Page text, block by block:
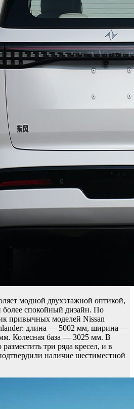
модной двухэтажной оптикой,
более спокойный дизайн. По
привычных моделей Nissan
длина — 5002 мм, ширина —
Колесная база — 3025 мм. В
три ряда кресел, и в
наличие шестиместной